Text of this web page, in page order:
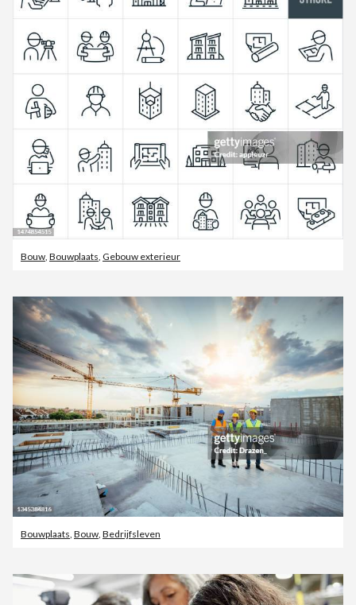
Bouw Bouwplaats Gebouw exterieur
Bouwplaats, Bouw, Bedrijfsleven